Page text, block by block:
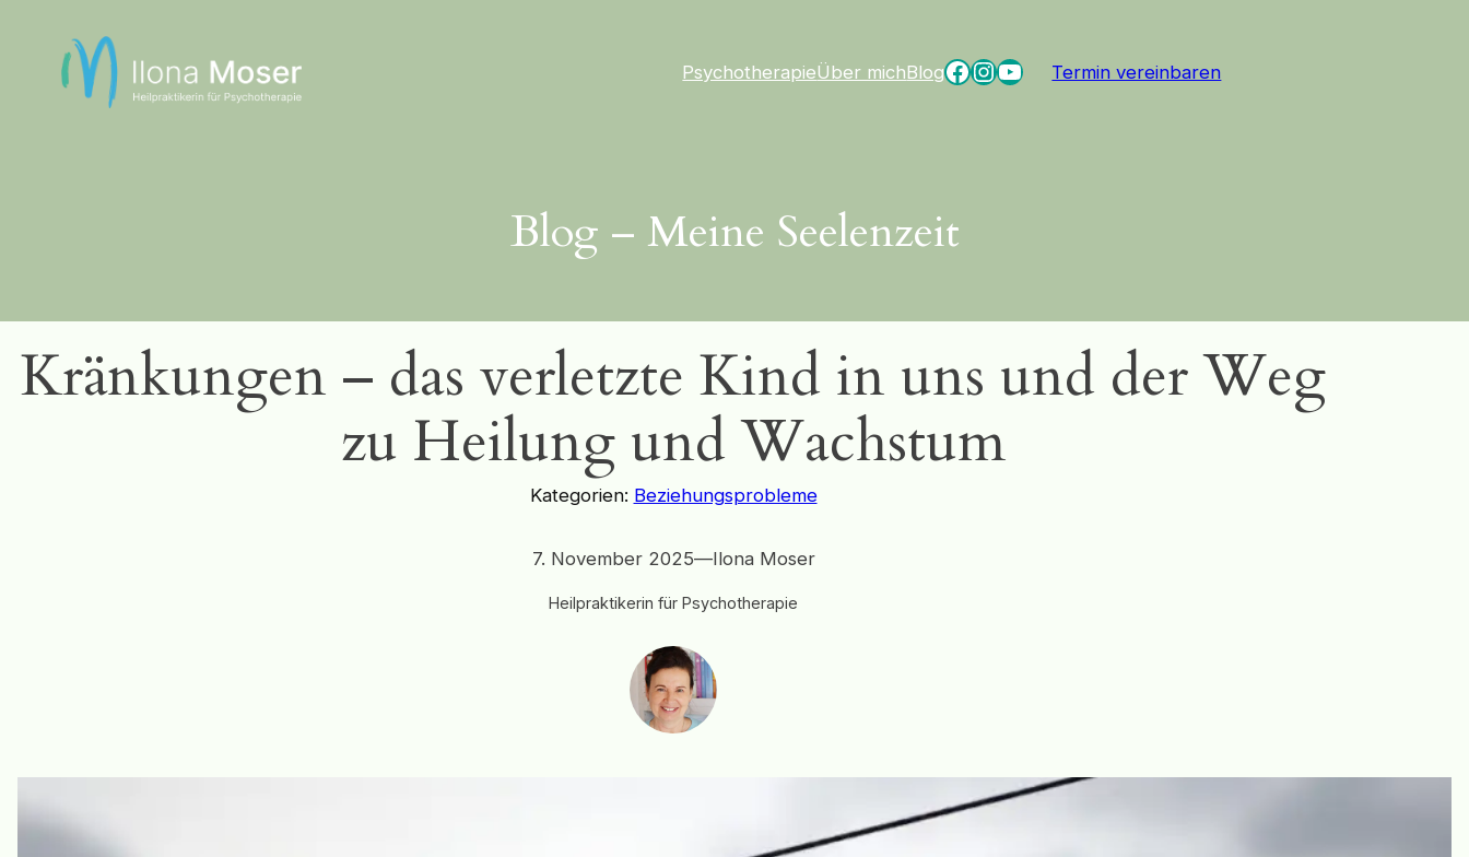
springen
PsychotherapieÜber michBlogFacebook
Instagram
YouTubeTermin vereinbaren
Blog – Meine Seelenzeit
Kränkungen – das verletzte Kind in uns und der Weg
zu Heilung und Wachstum
Kategorien: Beziehungsprobleme
7. November 2025—Ilona Moser
Heilpraktikerin für Psychotherapie